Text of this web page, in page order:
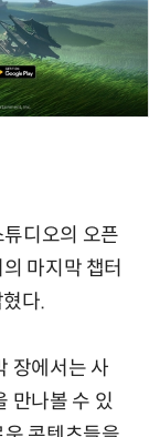
디오의 오픈
마지막 챕터
다.
장에서는 사
만나볼 수 있